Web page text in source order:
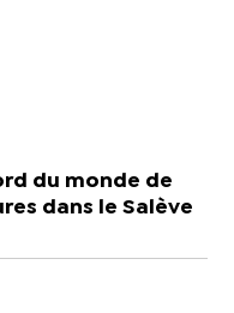
du monde de
dans le Salève